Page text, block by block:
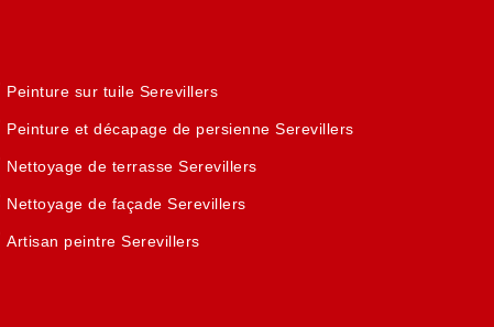
Peinture sur tuile Serevillers
Peinture et décapage de persienne Serevillers
Nettoyage de terrasse Serevillers
Nettoyage de façade Serevillers
Artisan peintre Serevillers